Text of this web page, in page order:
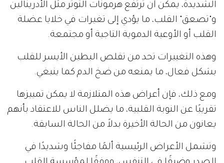
الشديدة، يمكن أن ترتفع هرمونات التوتر مثل الأدرينالين
و"تصعق" القلب، ما يؤدي إلى تغيرات في خلايا عضلة
القلب أو الأوعية الدموية التاجية أو مجتمعة.
وهذه التغييرات تحد من تقلص البطين الأيسر للقلب
بشكل فعال، ما يمنعه من ضخ الدم كما ينبغي.
ومع ذلك، فإن أعراض هذه المتلازمة لا يمكن تمييزها
تقريبًا عن النوبة القلبية، ما يضلل الناس للاعتقاد بأنهم
يعانون من الحالة الأخيرة بدلاً من الحالة السابقة.
وتشمل الأعراض الرئيسية ألمًا مفاجئًا وشديدًا في